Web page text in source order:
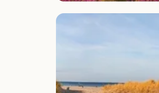
Fahrt ins Blaue